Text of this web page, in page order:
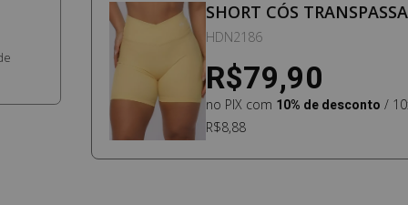
SHORT CÓS
BOOST AMARELO
HDN2186
R$79,90
no PIX com 10% de desconto /
R$8,88